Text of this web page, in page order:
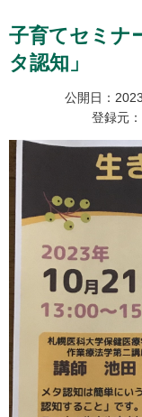
子育てセミナ
タ認知」
公開日：
登録元